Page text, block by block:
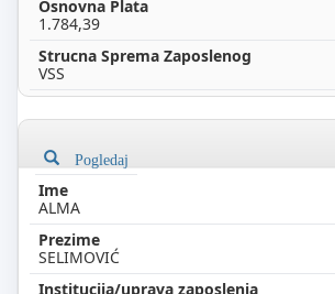
1.784,39
VSS
Pogledaj
ALMA
SELIMOVIĆ